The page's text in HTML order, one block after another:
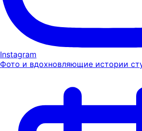
Instagram
Фото и вдохновляющие истории